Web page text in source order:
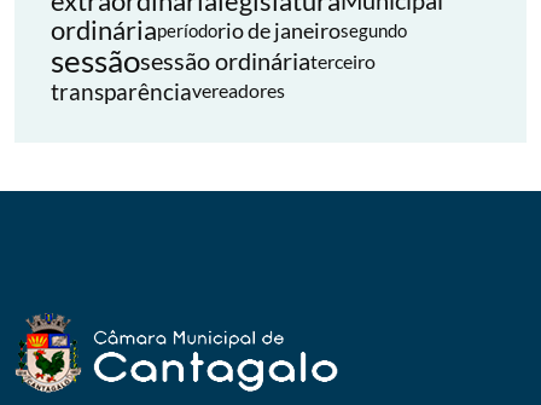
ordináriaperíodorio de janeirosegundo
sessãosessão ordináriaterceiro
transparênciavereadores